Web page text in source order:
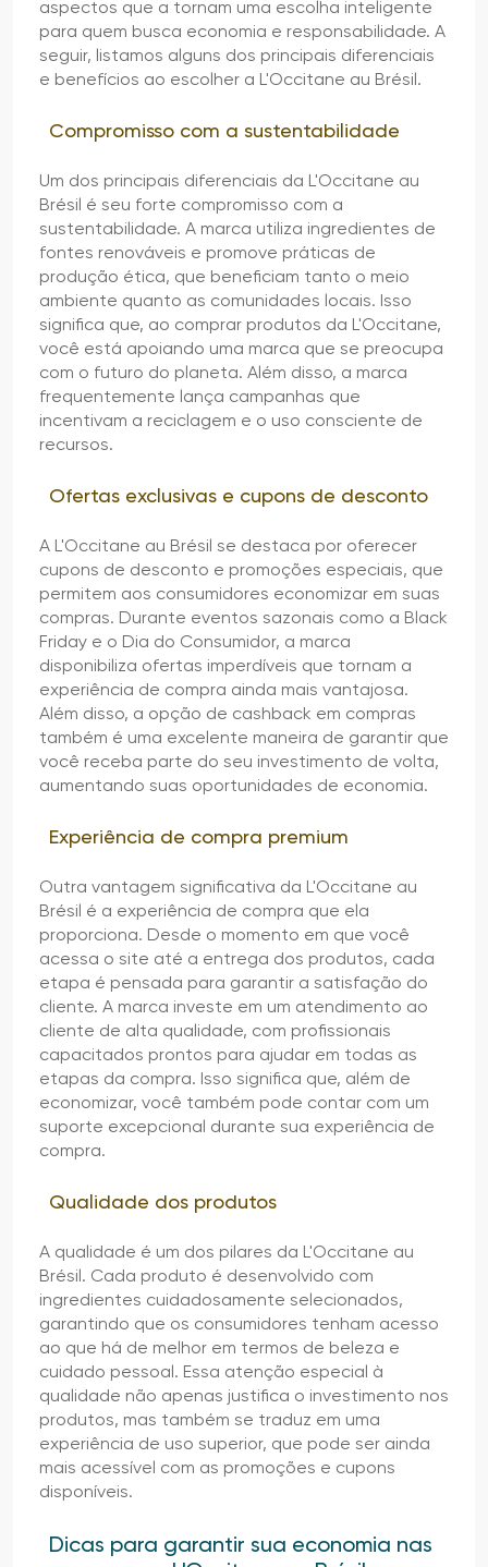
aspectos que a tornam uma escolha inteligente
para quem busca economia e responsabilidade. A
seguir, listamos alguns dos principais diferenciais
e benefícios ao escolher a L'Occitane au Brésil.
Compromisso com a sustentabilidade
Um dos principais diferenciais da L'Occitane au
Brésil é seu forte compromisso com a
sustentabilidade. A marca utiliza ingredientes de
fontes renováveis e promove práticas de
produção ética, que beneficiam tanto o meio
ambiente quanto as comunidades locais. Isso
significa que, ao comprar produtos da L'Occitane,
você está apoiando uma marca que se preocupa
com o futuro do planeta. Além disso, a marca
frequentemente lança campanhas que
incentivam a reciclagem e o uso consciente de
recursos.
Ofertas exclusivas e cupons de desconto
A L'Occitane au Brésil se destaca por oferecer
cupons de desconto e promoções especiais, que
permitem aos consumidores economizar em suas
compras. Durante eventos sazonais como a Black
Friday e o Dia do Consumidor, a marca
disponibiliza ofertas imperdíveis que tornam a
experiência de compra ainda mais vantajosa.
Além disso, a opção de cashback em compras
também é uma excelente maneira de garantir que
você receba parte do seu investimento de volta,
aumentando suas oportunidades de economia.
Experiência de compra premium
Outra vantagem significativa da L'Occitane au
Brésil é a experiência de compra que ela
proporciona. Desde o momento em que você
acessa o site até a entrega dos produtos, cada
etapa é pensada para garantir a satisfação do
cliente. A marca investe em um atendimento ao
cliente de alta qualidade, com profissionais
capacitados prontos para ajudar em todas as
etapas da compra. Isso significa que, além de
economizar, você também pode contar com um
suporte excepcional durante sua experiência de
compra.
Qualidade dos produtos
A qualidade é um dos pilares da L'Occitane au
Brésil. Cada produto é desenvolvido com
ingredientes cuidadosamente selecionados,
garantindo que os consumidores tenham acesso
ao que há de melhor em termos de beleza e
cuidado pessoal. Essa atenção especial à
qualidade não apenas justifica o investimento nos
produtos, mas também se traduz em uma
experiência de uso superior, que pode ser ainda
mais acessível com as promoções e cupons
disponíveis.
Dicas para garantir sua economia nas